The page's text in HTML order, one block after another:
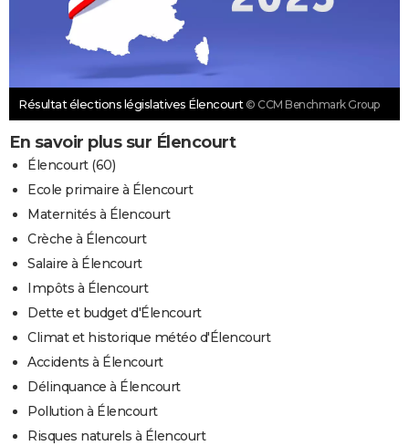
Résultat élections législatives Élencourt © CCM Benchmark Group
En savoir plus sur Élencourt
Élencourt (60)
Ecole primaire à Élencourt
Maternités à Élencourt
Crèche à Élencourt
Salaire à Élencourt
Impôts à Élencourt
Dette et budget d'Élencourt
Climat et historique météo d'Élencourt
Accidents à Élencourt
Délinquance à Élencourt
Pollution à Élencourt
Risques naturels à Élencourt